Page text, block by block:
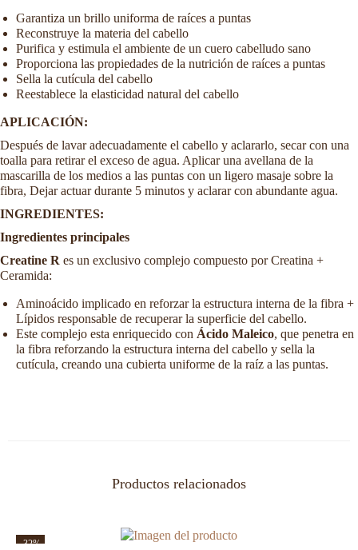
Garantiza un brillo uniforma de raíces a puntas
Reconstruye la materia del cabello
Purifica y estimula el ambiente de un cuero cabelludo sano
Proporciona las propiedades de la nutrición de raíces a puntas
Sella la cutícula del cabello
Reestablece la elasticidad natural del cabello
APLICACIÓN:
Después de lavar adecuadamente el cabello y aclararlo, secar con una
toalla para retirar el exceso de agua. Aplicar una avellana de la
mascarilla de los medios a las puntas con un ligero masaje sobre la
fibra, Dejar actuar durante 5 minutos y aclarar con abundante agua.
INGREDIENTES:
Ingredientes principales
Creatine R es un exclusivo complejo compuesto por Creatina +
Ceramida:
Aminoácido implicado en reforzar la estructura interna de la fibra +
Lípidos responsable de recuperar la superficie del cabello.
Este complejo esta enriquecido con Ácido Maleico, que penetra en
la fibra reforzando la estructura interna del cabello y sella la
cutícula, creando una cubierta uniforme de la raíz a las puntas.
Productos relacionados
-32%